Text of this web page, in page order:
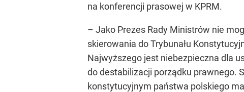
na konferencji prasowej w KPRM.
– Jako Prezes Rady Ministrów nie
skierowania do Trybunału
Najwyższego jest niebezpieczna dla
do destabilizacji porządku prawnego.
konstytucyjnym państwa polskiego